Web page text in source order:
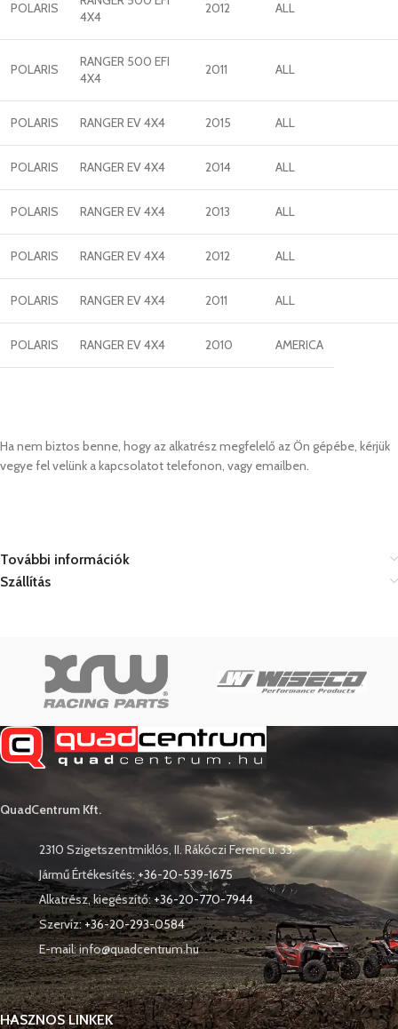
POLARIS
4X4
2012 ALL
POLARIS
RANGER 500 EFI
4X4
2011 ALL
POLARIS RANGER EV 4X4 2015 ALL
POLARIS RANGER EV 4X4 2014 ALL
POLARIS RANGER EV 4X4 2013 ALL
POLARIS RANGER EV 4X4 2012 ALL
POLARIS RANGER EV 4X4 2011 ALL
POLARIS RANGER EV 4X4 2010 AMERICA
Ha nem biztos benne, hogy az alkatrész megfelelő az Ön gépébe, kérjük
vegye fel velünk a kapcsolatot telefonon, vagy emailben.
További információk
Szállítás
QuadCentrum Kft.
2310 Szigetszentmiklós, II. Rákóczi Ferenc u. 33.
Jármű Értékesítés: +36-20-539-1675
Alkatrész, kiegészítő:+36-20-770-7944
Szervíz:+36-20-293-0584
E-mail: info@quadcentrum.hu
HASZNOS LINKEK